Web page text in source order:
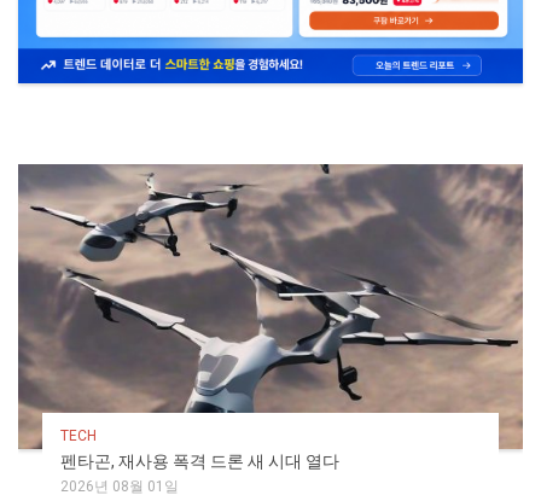
TECH
펜타곤, 재사용 폭격 드론 새 시대 열다
2026년 08월 01일